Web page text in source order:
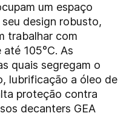
um espaço
design robusto,
trabalhar com
105°C. As
quais segregam o
lubrificação a óleo de
proteção contra
decanters GEA